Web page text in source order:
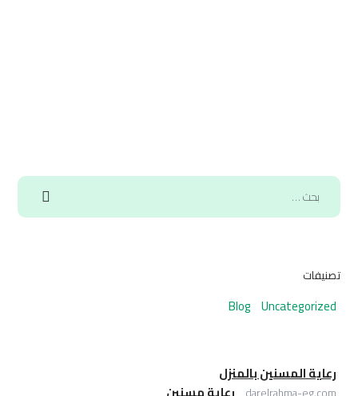
تصنيفات
Blog Uncategorized
رعاية المسنين بالمنزل